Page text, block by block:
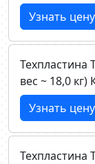
Узнать цену
вес ~ 18,0 кг)
Узнать цену